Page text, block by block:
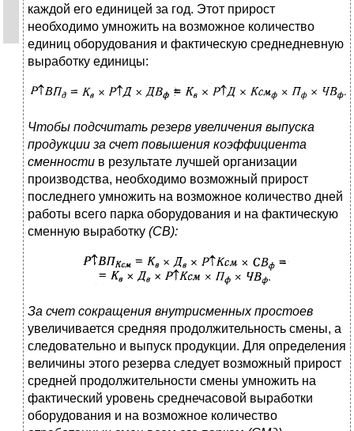
каждой его единицей за год. Этот прирост
необходимо умножить на возможное количество
единиц оборудования и фактическую среднедневную
выработку единицы:
Чтобы подсчитать резерв увеличения выпуска
продукции за счет повышения коэффициента
сменности в результате лучшей организации
производства, необходимо возможный прирост
последнего умножить на возможное количество дней
работы всего парка оборудования и на фактическую
сменную выработку (СВ):
За счет сокращения внутрисменных простоев
увеличивается средняя продолжительность смены, а
следовательно и выпуск продукции. Для определения
величины этого резерва следует возможный прирост
средней продолжительности смены умножить на
фактический уровень среднечасовой выработки
оборудования и на возможное количество